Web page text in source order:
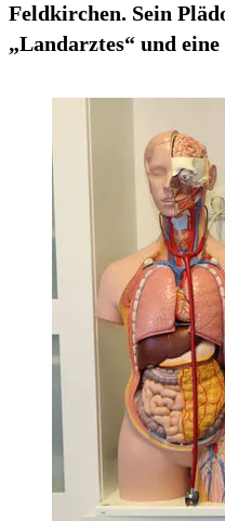
Feldkirchen. Sein
„Landarztes“ und